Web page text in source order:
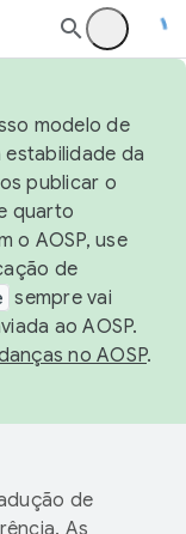
modelo de
da
publicar o
quarto
o AOSP, use
de
sempre vai
ao AOSP.
no AOSP.
de
As